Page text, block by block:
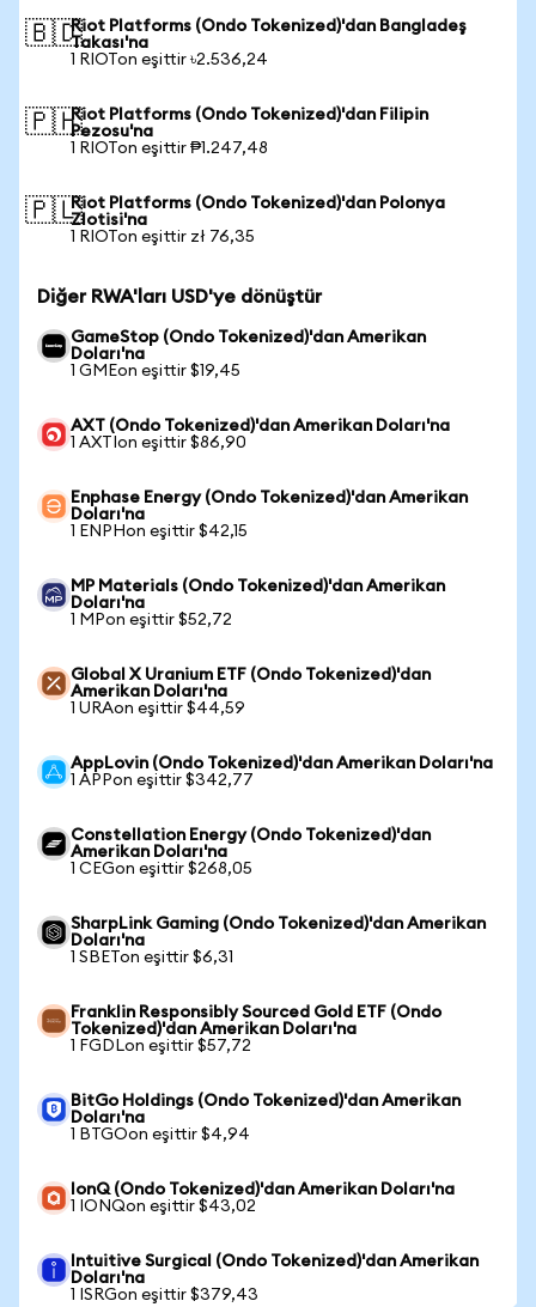
🇧🇩Riot Platforms (Ondo Tokenized)'dan Bangladeş
Takası'na
1 RIOTon eşittir ৳2.536,24
🇵🇭Riot Platforms (Ondo Tokenized)'dan Filipin
Pezosu'na
1 RIOTon eşittir ₱1.247,48
🇵🇱Riot Platforms (Ondo Tokenized)'dan Polonya
Zlotisi'na
1 RIOTon eşittir zł 76,35
Diğer RWA'ları USD'ye dönüştür
GameStop (Ondo Tokenized)'dan Amerikan
Doları'na
1 GMEon eşittir $19,45
AXT (Ondo Tokenized)'dan Amerikan Doları'na
1 AXTIon eşittir $86,90
Enphase Energy (Ondo Tokenized)'dan Amerikan
Doları'na
1 ENPHon eşittir $42,15
MP Materials (Ondo Tokenized)'dan Amerikan
Doları'na
1 MPon eşittir $52,72
Global X Uranium ETF (Ondo Tokenized)'dan
Amerikan Doları'na
1 URAon eşittir $44,59
AppLovin (Ondo Tokenized)'dan Amerikan Doları'na
1 APPon eşittir $342,77
Constellation Energy (Ondo Tokenized)'dan
Amerikan Doları'na
1 CEGon eşittir $268,05
SharpLink Gaming (Ondo Tokenized)'dan Amerikan
Doları'na
1 SBETon eşittir $6,31
Franklin Responsibly Sourced Gold ETF (Ondo
Tokenized)'dan Amerikan Doları'na
1 FGDLon eşittir $57,72
BitGo Holdings (Ondo Tokenized)'dan Amerikan
Doları'na
1 BTGOon eşittir $4,94
IonQ (Ondo Tokenized)'dan Amerikan Doları'na
1 IONQon eşittir $43,02
Intuitive Surgical (Ondo Tokenized)'dan Amerikan
Doları'na
1 ISRGon eşittir $379,43